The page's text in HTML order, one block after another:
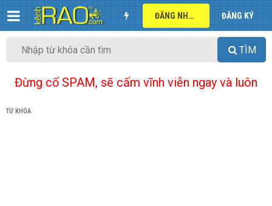
ĐĂNG NHẬP ĐĂNG KÝ
TÌM
Đừng cố SPAM, sẽ cấm vĩnh viễn ngay và luôn
TỪ KHÓA